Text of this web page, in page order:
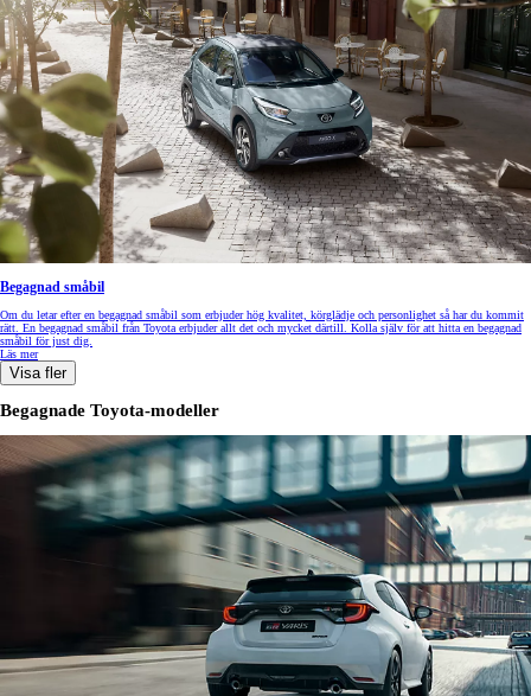
Begagnad småbil
Om du letar efter en begagnad småbil som erbjuder hög kvalitet, körglädje och personlighet så har du kommit
rätt. En begagnad småbil från Toyota erbjuder allt det och mycket därtill. Kolla själv för att hitta en begagnad
småbil för just dig.
Läs mer
Visa fler
Begagnade Toyota-modeller